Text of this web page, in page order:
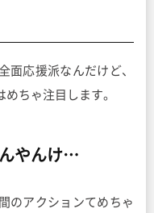
面応援派なんだけど、
ちゃ注目します。
やんけ…
のアクションてめちゃ